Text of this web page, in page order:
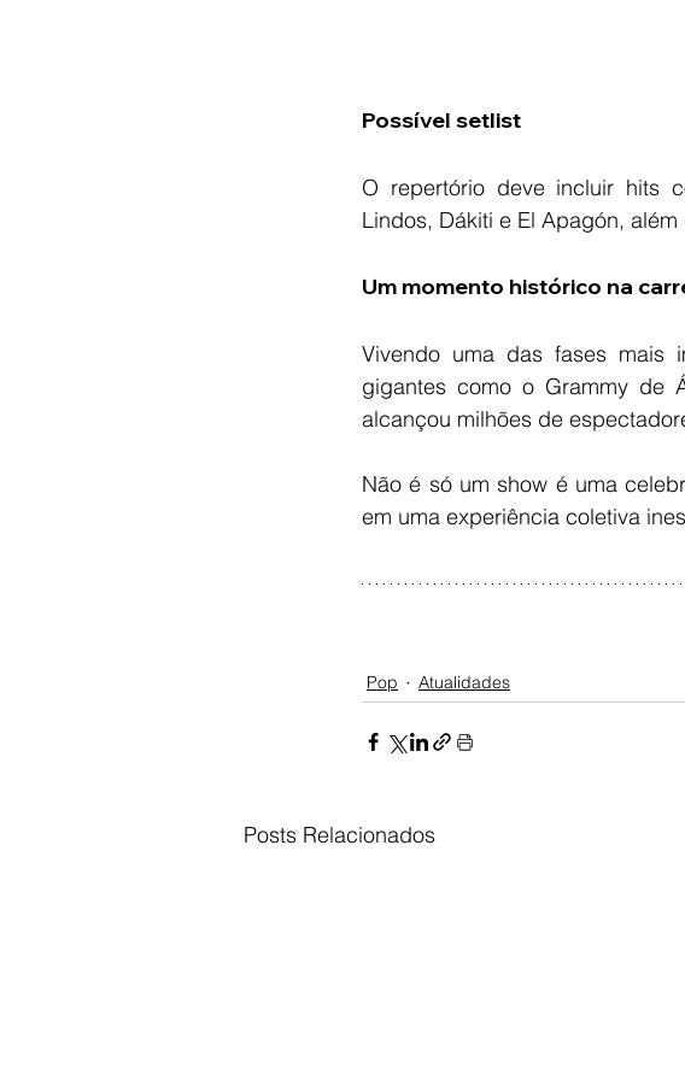
Possível setlist
O repertório deve incluir hits
Lindos, Dákiti e El Apagón,
Um momento histórico na
Vivendo uma das fases mais
gigantes como o Grammy de
alcançou milhões de
Não é só um show é uma
em uma experiência coletiva
Pop Atualidades
Posts Relacionados